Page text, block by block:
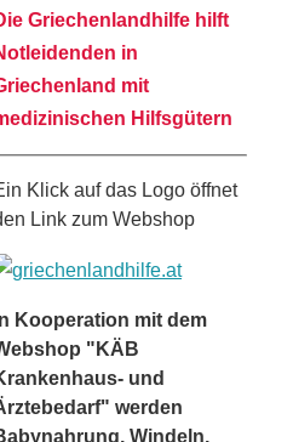
Griechenlandhilfe hilft
in
mit
Hilfsgütern
Klick auf das Logo öffnet
Link zum Webshop
In Kooperation mit dem
"KÄB
und
werden
Windeln,